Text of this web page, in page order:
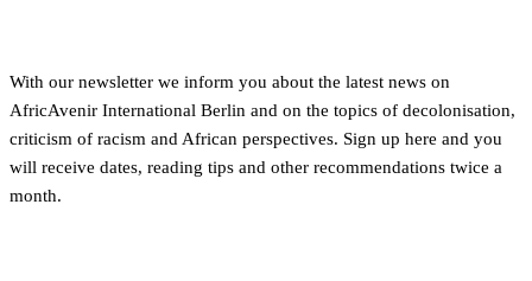
With our newsletter we inform you about the latest news on
AfricAvenir International Berlin and on the topics of decolonisation,
criticism of racism and African perspectives. Sign up here and you
will receive dates, reading tips and other recommendations twice a
month.